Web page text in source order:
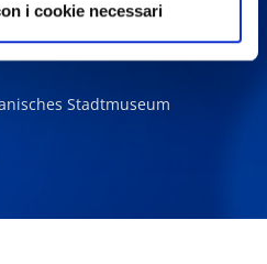
i cookie necessari
Jenseits. Das
von
Stadtmuseum